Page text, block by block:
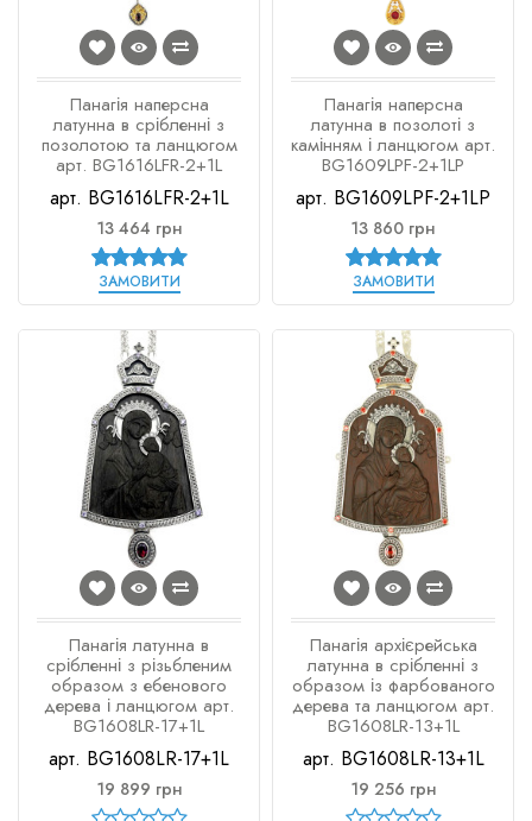
Панагія наперсна
латунна в срібленні з
позолотою та ланцюгом
арт. BG1616LFR-2+1L
арт. BG1616LFR-2+1L
13 464 грн
ЗАМОВИТИ
Панагія наперсна
латунна в позолоті з
камінням і ланцюгом арт.
BG1609LPF-2+1LP
арт. BG1609LPF-2+1LP
13 860 грн
ЗАМОВИТИ
Панагія латунна в
срібленні з різьбленим
образом з ебенового
дерева і ланцюгом арт.
BG1608LR-17+1L
арт. BG1608LR-17+1L
19 899 грн
Панагія архієрейська
латунна в срібленні з
образом із фарбованого
дерева та ланцюгом арт.
BG1608LR-13+1L
арт. BG1608LR-13+1L
19 256 грн